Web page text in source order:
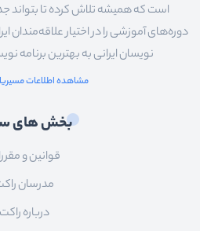
است که همیشه تلاش کرده تا بتواند
دوره‌های آموزشی را در اختیار علاقه‌مندان
نویسان ایرانی به بهترین
مشاهده اطلاعات
بخش های
قوانین و
مدرسان
درباره راکت